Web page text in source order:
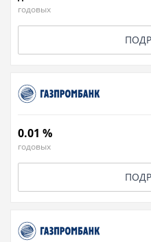
годовых
0.01 %
годовых